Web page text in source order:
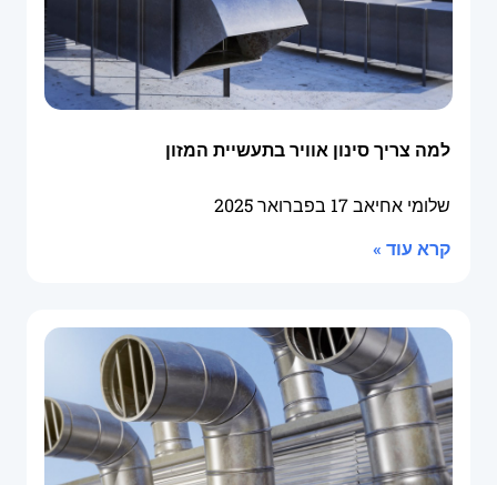
למה צריך סינון אוויר בתעשיית המזון
שלומי אחיאב17 בפברואר 2025
קרא עוד »